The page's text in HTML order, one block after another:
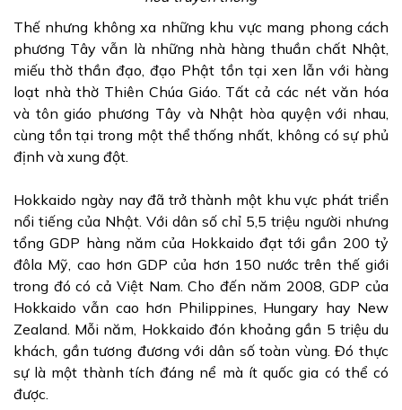
Thế nhưng không xa những khu vực mang phong cách
phương Tây vẫn là những nhà hàng thuần chất Nhật,
miếu thờ thần đạo, đạo Phật tồn tại xen lẫn với hàng
loạt nhà thờ Thiên Chúa Giáo. Tất cả các nét văn hóa
và tôn giáo phương Tây và Nhật hòa quyện với nhau,
cùng tồn tại trong một thể thống nhất, không có sự phủ
định và xung đột.
Hokkaido ngày nay đã trở thành một khu vực phát triển
nổi tiếng của Nhật. Với dân số chỉ 5,5 triệu người nhưng
tổng GDP hàng năm của Hokkaido đạt tới gần 200 tỷ
đôla Mỹ, cao hơn GDP của hơn 150 nước trên thế giới
trong đó có cả Việt Nam. Cho đến năm 2008, GDP của
Hokkaido vẫn cao hơn Philippines, Hungary hay New
Zealand. Mỗi năm, Hokkaido đón khoảng gần 5 triệu du
khách, gần tương đương với dân số toàn vùng. Đó thực
sự là một thành tích đáng nể mà ít quốc gia có thể có
được.